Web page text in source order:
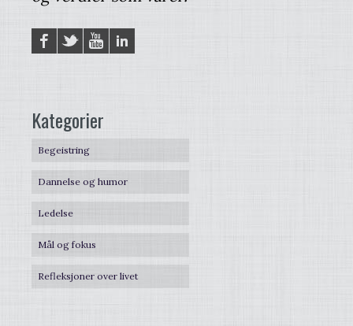
FacebookTwitter YouTube
Kategorier
Begeistring
Dannelse og humor
Ledelse
Mål og fokus
Refleksjoner over livet